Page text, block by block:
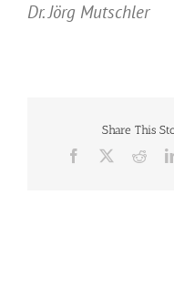
Dr. Jörg Mutschler
Share This
Facebook